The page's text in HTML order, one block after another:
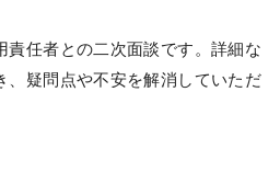
責任者との二次面談です。詳細な
、疑問点や不安を解消していただ